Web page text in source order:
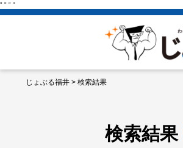
" " " "
じょぶる福井 > 検索結果
検索結果